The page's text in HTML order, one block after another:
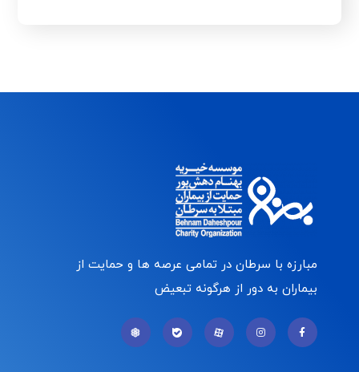
مبارزه با سرطان در تمامی عرصه ها و حمایت از
بیماران به دور از هرگونه تبعیض